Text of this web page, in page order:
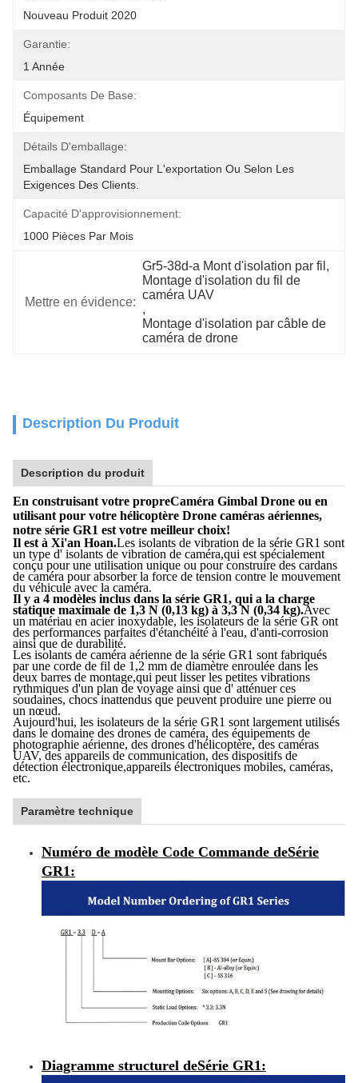
Nouveau Produit 2020
Garantie:
1 Année
Composants De Base:
Équipement
Détails D'emballage:
Emballage Standard Pour L'exportation Ou Selon Les
Exigences Des Clients.
Capacité D'approvisionnement:
1000 Pièces Par Mois
Mettre en évidence:
Gr5-38d-a Mont d'isolation par fil
Montage d'isolation du fil de
caméra UAV
,
Montage d'isolation par câble de
caméra de drone
Description Du Produit
Description du produit
En construisant votre propreCaméra Gimbal Drone ou en
utilisant pour votre hélicoptère Drone caméras aériennes,
notre série GR1 est votre meilleur choix!
Il est à Xi'an Hoan.Les isolants de vibration de la série GR1 sont
un type d' isolants de vibration de caméra,qui est spécialement
conçu pour une utilisation unique ou pour construire des cardans
de caméra pour absorber la force de tension contre le mouvement
du véhicule avec la caméra.
Il y a 4 modèles inclus dans la série GR1, qui a la charge
statique maximale de 1,3 N (0,13 kg) à 3,3 N (0,34 kg).Avec
un matériau en acier inoxydable, les isolateurs de la série GR ont
des performances parfaites d'étanchéité à l'eau, d'anti-corrosion
ainsi que de durabilité.
Les isolants de caméra aérienne de la série GR1 sont fabriqués
par une corde de fil de 1,2 mm de diamètre enroulée dans les
deux barres de montage,qui peut lisser les petites vibrations
rythmiques d'un plan de voyage ainsi que d' atténuer ces
soudaines, chocs inattendus que peuvent produire une pierre ou
un nœud.
Aujourd'hui, les isolateurs de la série GR1 sont largement utilisés
dans le domaine des drones de caméra, des équipements de
photographie aérienne, des drones d'hélicoptère, des caméras
UAV, des appareils de communication, des dispositifs de
détection électronique,appareils électroniques mobiles, caméras,
etc.
Paramètre technique
Numéro de modèle Code Commande deSérie
GR1:
Diagramme structurel deSérie GR1: